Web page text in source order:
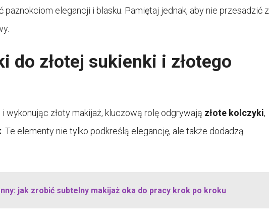
elegancji i blasku. Pamiętaj jednak, aby nie przesadzić z
do złotej sukienki i złotego
wykonując złoty makijaż, kluczową rolę odgrywają złote kolczyki,
. Te elementy nie tylko podkreślą elegancję, ale także dodadzą
jak zrobić subtelny makijaż oka do pracy krok po kroku